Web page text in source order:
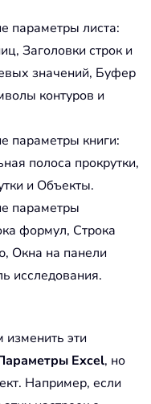
параметры листа:
Заголовки строк и
значений, Буфер
контуров и
параметры книги:
полоса прокрутки,
и Объекты.
параметры
формул, Строка
Окна на панели
исследования.
эти
Excel, но
Например, если